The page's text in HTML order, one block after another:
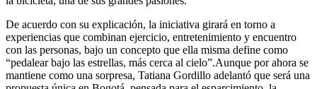
De acuerdo con su explicación, la iniciativa girará en torno a
experiencias que combinan ejercicio, entretenimiento y encuentro
con las personas, bajo un concepto que ella misma define como
“pedalear bajo las estrellas, más cerca al cielo”.Aunque por ahora se
mantiene como una sorpresa, Tatiana Gordillo adelantó que será una